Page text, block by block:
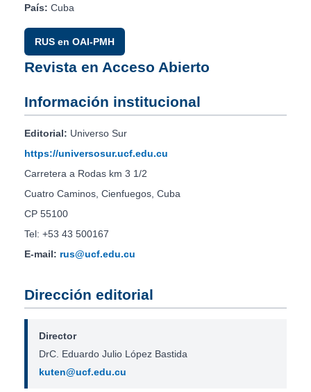
País: Cuba
RUS en OAI-PMH
Revista en Acceso Abierto
Información institucional
Editorial: Universo Sur
https://universosur.ucf.edu.cu
Carretera a Rodas km 3 1/2
Cuatro Caminos, Cienfuegos, Cuba
CP 55100
Tel: +53 43 500167
E-mail: rus@ucf.edu.cu
Dirección editorial
Director
DrC. Eduardo Julio López Bastida
kuten@ucf.edu.cu